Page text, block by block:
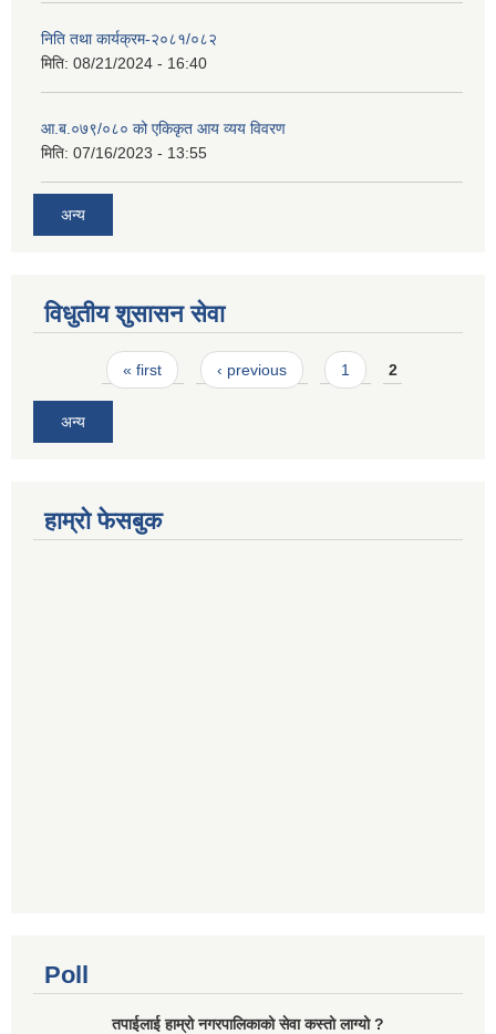
निति तथा कार्यक्रम-२०८१/०८२
मिति: 08/21/2024 - 16:40
आ.ब.०७९/०८० को एकिकृत आय व्यय विवरण
मिति: 07/16/2023 - 13:55
अन्य
विधुतीय शुसासन सेवा
Pages« first ‹ previous 1 2
अन्य
हाम्रो फेसबुक
Poll
तपाईलाई हाम्रो नगरपालिकाको सेवा कस्तो लाग्यो ?